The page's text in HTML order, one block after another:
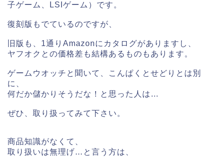
子ゲーム、LSIゲーム）です。
復刻版もでているのですが、
旧版も、1通りAmazonにカタログがありますし、
ヤフオクとの価格差も結構あるものもあります。
ゲームウオッチと聞いて、こんぱくとせどりとは別
に、
何だか儲かりそうだな！と思った人は…
ぜひ、取り扱ってみて下さい。
商品知識がなくて、
取り扱いは無理げ…と言う方は、